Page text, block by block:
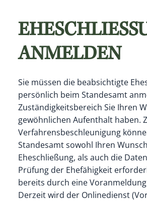
NMELDEN
Sie müssen die beabsichtigte
persönlich beim Standesamt
Zuständigkeitsbereich Sie Ihren
gewöhnlichen Aufenthalt haben.
Verfahrensbeschleunigung
Standesamt sowohl Ihren
Eheschließung, als auch die
Prüfung der Ehefähigkeit
bereits durch eine
Derzeit wird der Onlinedienst